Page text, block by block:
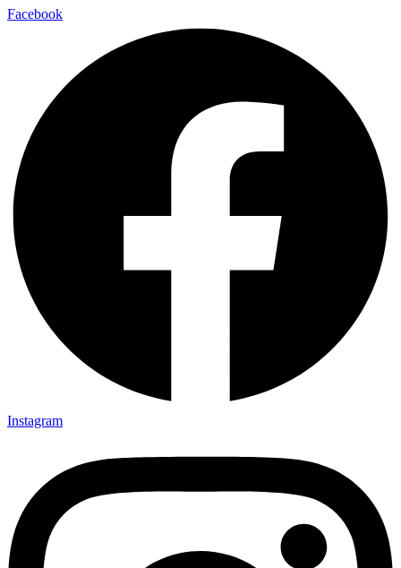
Facebook
Instagram